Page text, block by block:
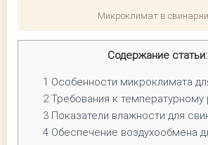
Микроклимат в
Содержание статьи:
1 Особенности микроклимата
2Требования к
3 Показатели влажности для
4 Обеспечение воздухообмена